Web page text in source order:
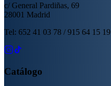
c/ General Pardiñas, 69
28001 Madrid
Tel: 652 41 03 78 / 915 64 15 19
Catálogo